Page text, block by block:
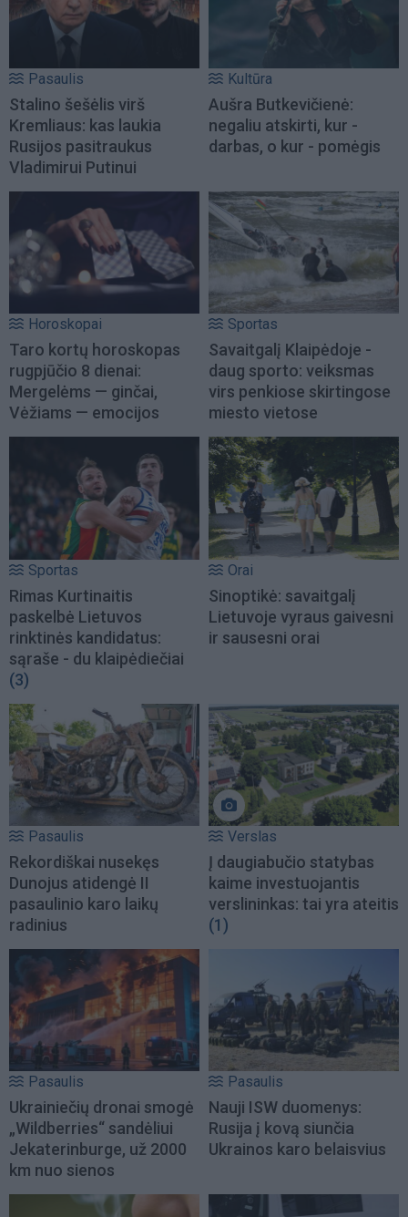
Pasaulis
Stalino šešėlis virš
Kremliaus: kas laukia
Rusijos pasitraukus
Vladimirui Putinui
Kultūra
Aušra Butkevičienė:
negaliu atskirti, kur -
darbas, o kur - pomėgis
Horoskopai
Taro kortų horoskopas
rugpjūčio 8 dienai:
Mergelėms — ginčai,
Vėžiams — emocijos
Sportas
Savaitgalį Klaipėdoje -
daug sporto: veiksmas
virs penkiose skirtingose
miesto vietose
Sportas
Rimas Kurtinaitis
paskelbė Lietuvos
rinktinės kandidatus:
sąraše - du klaipėdiečiai
(3)
Orai
Sinoptikė: savaitgalį
Lietuvoje vyraus gaivesni
ir sausesni orai
Pasaulis
Rekordiškai nusekęs
Dunojus atidengė II
pasaulinio karo laikų
radinius
Verslas
Į daugiabučio statybas
kaime investuojantis
verslininkas: tai yra ateitis
(1)
Pasaulis
Ukrainiečių dronai smogė
„Wildberries“ sandėliui
Jekaterinburge, už 2000
km nuo sienos
Pasaulis
Nauji ISW duomenys:
Rusija į kovą siunčia
Ukrainos karo belaisvius